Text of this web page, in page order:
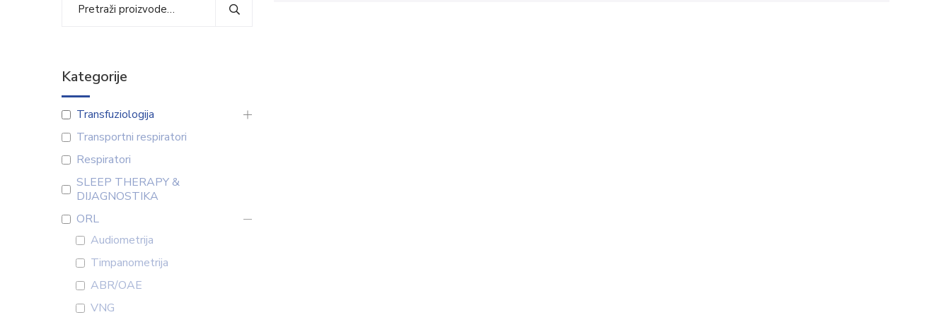
Kategorije
Transfuziologija
Transportni respiratori
Respiratori
SLEEP THERAPY &
DIJAGNOSTIKA
ORL
Audiometrija
Timpanometrija
ABR/OAE
VNG